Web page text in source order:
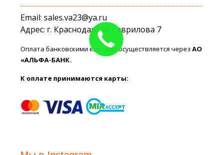
Email: sales.va23@ya.ru
Адрес: г. Краснодар, ул. Гаврилова 7
Оплата банковскими картами осуществляется черезАО
«АЛЬФА-БАНК.
К оплате принимаются карты: